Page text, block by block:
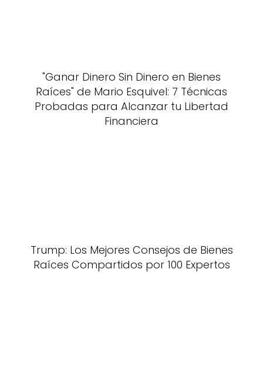
"Ganar Dinero Sin Dinero en Bienes
Raíces" de Mario Esquivel: 7 Técnicas
Probadas para Alcanzar tu Libertad
Financiera
Trump: Los Mejores Consejos de Bienes
Raíces Compartidos por 100 Expertos